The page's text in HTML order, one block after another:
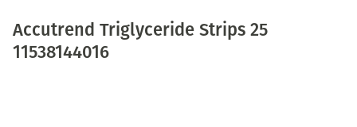
Accutrend Triglyceride Strips 25
11538144016